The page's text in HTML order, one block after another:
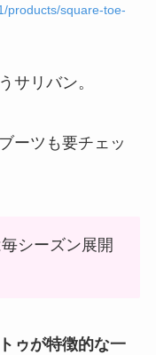
products/square-toe-
サリバン。
ーツも要チェッ
シーズン展開
ゥが特徴的な一